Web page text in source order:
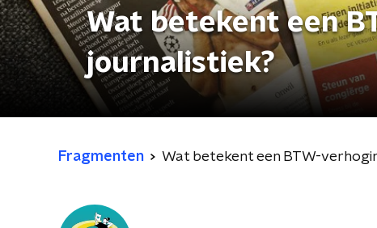
Wat betekent een
journalistiek?
Fragmenten Wat betekent een BTW-